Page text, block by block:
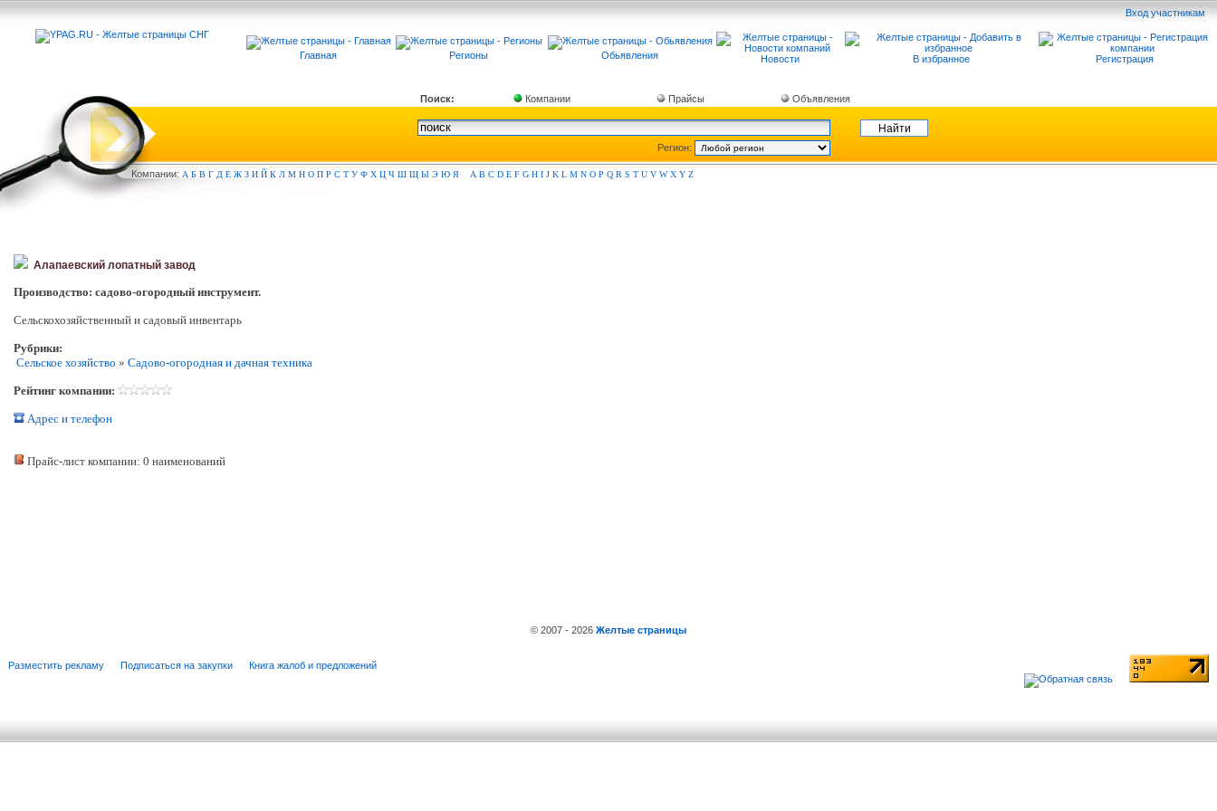
Вход участникам
Главная Регионы Обьявления Новости В избранное Регистрация
Поиск: Компании Прайсы Объявления
Регион:
Компании: А Б В Г Д Е Ж З И Й К Л М Н О П Р С Т У Ф Х Ц Ч Ш Щ Ы Э Ю Я A B C D E F G H I J K L M N O P Q R S T U V W X Y Z
Алапаевский лопатный завод
Производство: садово-огородный инструмент.
Сельскохозяйственный и садовый инвентарь
Рубрики:
Сельское хозяйство » Садово-огородная и дачная техника
Рейтинг компании:
Адрес и телефон
Прайс-лист компании: 0 наименований
© 2007 - 2026 Желтые страницы
Разместить рекламу Подписаться на закупки Книга жалоб и предложений